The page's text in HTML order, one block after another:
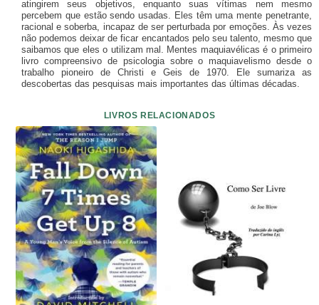
atingirem seus objetivos, enquanto suas vítimas nem mesmo
percebem que estão sendo usadas. Eles têm uma mente penetrante,
racional e soberba, incapaz de ser perturbada por emoções. Às vezes
não podemos deixar de ficar encantados pelo seu talento, mesmo que
saibamos que eles o utilizam mal. Mentes maquiavélicas é o primeiro
livro compreensivo de psicologia sobre o maquiavelismo desde o
trabalho pioneiro de Christi e Geis de 1970. Ele sumariza as
descobertas das pesquisas mais importantes das últimas décadas.
LIVROS RELACIONADOS